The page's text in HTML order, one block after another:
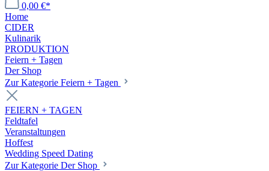
0,00 €*
Home
CIDER
Kulinarik
PRODUKTION
Feiern + Tagen
Der Shop
Zur Kategorie Feiern + Tagen
FEIERN + TAGEN
Feldtafel
Veranstaltungen
Hoffest
Wedding Speed Dating
Zur Kategorie Der Shop